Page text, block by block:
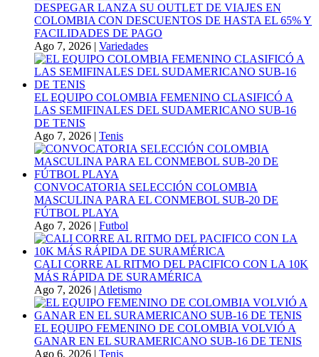
DESPEGAR LANZA SU OUTLET DE VIAJES EN
COLOMBIA CON DESCUENTOS DE HASTA EL 65% Y
FACILIDADES DE PAGO
Ago 7, 2026 | Variedades
EL EQUIPO COLOMBIA FEMENINO CLASIFICÓ A
LAS SEMIFINALES DEL SUDAMERICANO SUB-16
DE TENIS
Ago 7, 2026 | Tenis
CONVOCATORIA SELECCIÓN COLOMBIA
MASCULINA PARA EL CONMEBOL SUB-20 DE
FÚTBOL PLAYA
Ago 7, 2026 | Futbol
CALI CORRE AL RITMO DEL PACIFICO CON LA 10K
MÁS RÁPIDA DE SURAMÉRICA
Ago 7, 2026 | Atletismo
EL EQUIPO FEMENINO DE COLOMBIA VOLVIÓ A
GANAR EN EL SURAMERICANO SUB-16 DE TENIS
Ago 6, 2026 | Tenis